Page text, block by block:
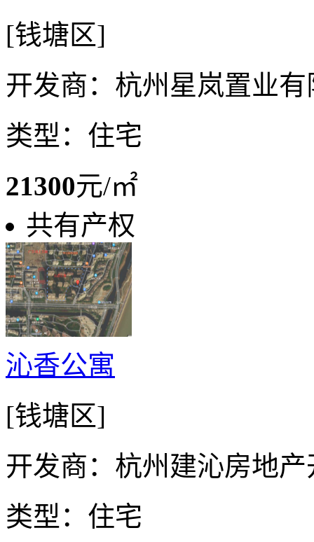
[钱塘区]
开发商：杭州星岚置业有
类型：住宅
21300元/㎡
共有产权
沁香公寓
[钱塘区]
开发商：杭州建沁房地
类型：住宅